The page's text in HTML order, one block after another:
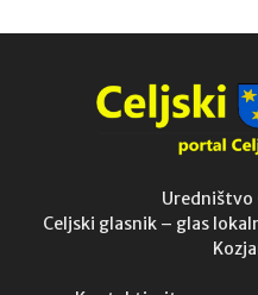
Uredništvo
Celjski glasnik – glas